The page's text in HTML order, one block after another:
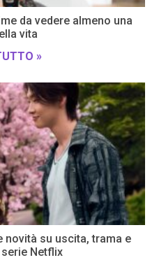
da vedere almeno una
vita
»
novità su uscita, trama e
Netflix